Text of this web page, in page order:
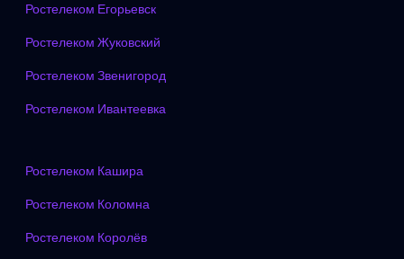
Ростелеком Егорьевск
Ростелеком Жуковский
Ростелеком Звенигород
Ростелеком Ивантеевка
Ростелеком Кашира
Ростелеком Коломна
Ростелеком Королёв